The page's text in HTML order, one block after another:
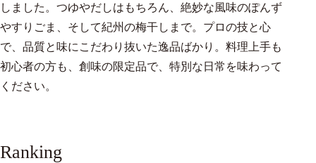
しました。つゆやだしはもちろん、絶妙な風味のぽんず
やすりごま、そして紀州の梅干しまで。プロの技と心
で、品質と味にこだわり抜いた逸品ばかり。料理上手も
初心者の方も、創味の限定品で、特別な日常を味わって
ください。
Ranking